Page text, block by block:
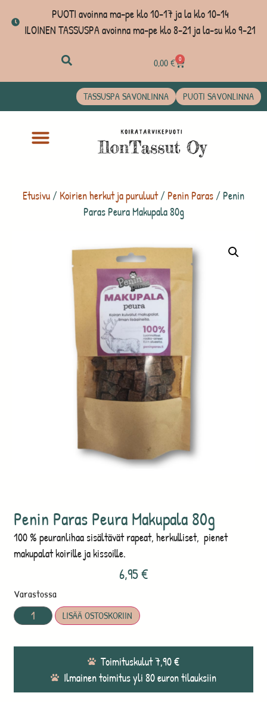
PUOTI avoinna ma-pe klo 10-17 ja la klo 10-14
ILOINEN TASSUSPA avoinna ma-pe klo 8-21 ja la-su klo 9-21
0,00€ 0
TASSUSPA SAVONLINNA PUOTI SAVONLINNA
Etusivu /Koirien herkut ja puruluut/ Penin Paras / Penin
Paras Peura Makupala 80g
Penin Paras Peura Makupala 80g
100 % peuranlihaa sisältävät rapeat, herkulliset, pienet
makupalat koirille ja kissoille.
6,95€
Varastossa
LISÄÄ OSTOSKORIIN
Toimituskulut 7,90 €
Ilmainen toimitus yli 80 euron tilauksiin